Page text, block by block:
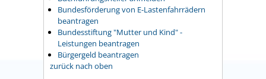
Bundesförderung von E-Lastenfahrrädern
beantragen
Bundesstiftung "Mutter und Kind" -
Leistungen beantragen
Bürgergeld beantragen
zurück nach oben